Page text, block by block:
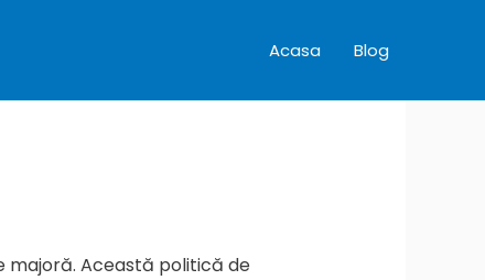
Acasa Blog
majoră. Această politică de